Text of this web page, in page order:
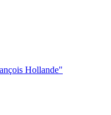
Hollande"